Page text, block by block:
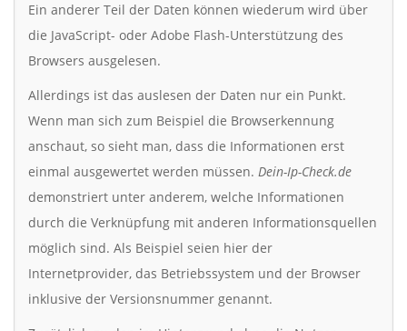
Ein anderer Teil der Daten können wiederum wird über
die JavaScript- oder Adobe Flash-Unterstützung des
Browsers ausgelesen.
Allerdings ist das auslesen der Daten nur ein Punkt.
Wenn man sich zum Beispiel die Browserkennung
anschaut, so sieht man, dass die Informationen erst
einmal ausgewertet werden müssen. Dein-Ip-Check.de
demonstriert unter anderem, welche Informationen
durch die Verknüpfung mit anderen Informationsquellen
möglich sind. Als Beispiel seien hier der
Internetprovider, das Betriebssystem und der Browser
inklusive der Versionsnummer genannt.